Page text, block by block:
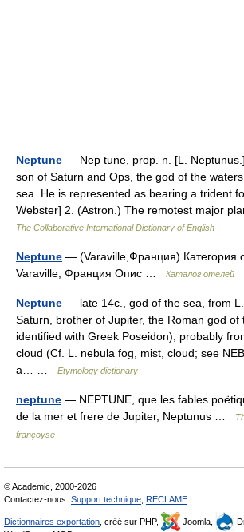
Neptune — Nep tune, prop. n. [L.
son of Saturn and Ops, the god of the
sea. He is represented as bearing a trident
Webster] 2. (Astron.) The remotest major
The Collaborative International Dictionary of English
Neptune — (Varaville,Франция) Категория
Varaville, Франция Опис …
Каталог отелей
Neptune — late 14c., god of the sea, from
Saturn, brother of Jupiter, the Roman god of
identified with Greek Poseidon), probably
cloud (Cf. L. nebula fog, mist, cloud; see
a… …
Etymology dictionary
neptune — NEPTUNE, que les fables
de la mer et frere de Jupiter, Neptunus …
françoyse
© Academic, 2000-2026
Contactez-nous: Support technique RÉCLAME
Dictionnaires exportation , créé sur PHP, Joomla,